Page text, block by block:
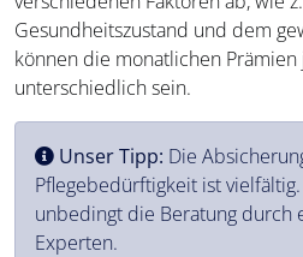
Gesundheitszustand und dem
können die monatlichen Prämien
unterschiedlich sein.
Unser Tipp: Die
Pflegebedürftigkeit ist
unbedingt die Beratung durch
Experten.